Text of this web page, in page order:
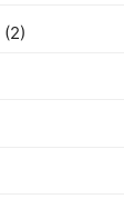
(2)